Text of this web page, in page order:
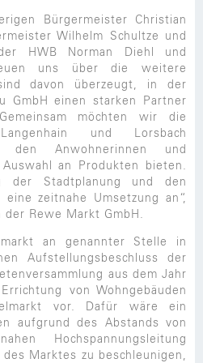
Bürgermeister Christian
Wilhelm Schultze und
HWB Norman Diehl und
uns über die weitere
davon überzeugt, in der
GmbH einen starken Partner
möchten wir die
und Lorsbach
den Anwohnerinnen und
an Produkten bieten.
der Stadtplanung und den
zeitnahe Umsetzung an“,
der Rewe Markt GmbH.
an genannter Stelle in
Aufstellungsbeschluss der
aus dem Jahr
von Wohngebäuden
vor. Dafür wäre ein
aufgrund des Abstands von
Hochspannungsleitung
Marktes zu beschleunigen,